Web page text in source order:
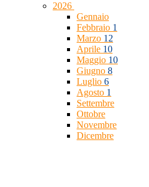
2026
Gennaio
Febbraio 1
Marzo 12
Aprile 10
Maggio 10
Giugno 8
Luglio 6
Agosto 1
Settembre
Ottobre
Novembre
Dicembre